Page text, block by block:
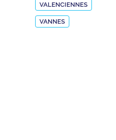
VALENCIENNES
VANNES